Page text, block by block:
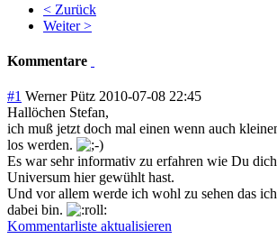
< Zurück
Weiter >
Kommentare
#1 Werner Pütz 2010-07-08 22:45
Hallöchen Stefan,
ich muß jetzt doch mal einen wenn auch
los werden.
Es war sehr informativ zu erfahren wie Du
Universum hier gewühlt hast.
Und vor allem werde ich wohl zu sehen das
dabei bin.
Kommentarliste aktualisieren